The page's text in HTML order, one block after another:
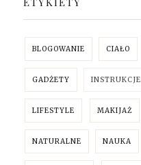
BLOGOWANIE CIAŁO
GADŻETY INSTRUKCJE
LIFESTYLE MAKIJAŻ
NATURALNE NAUKA